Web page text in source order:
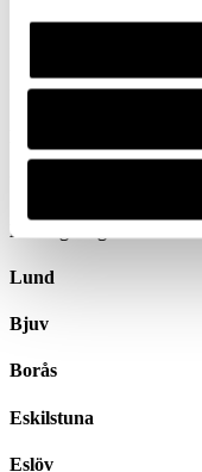
Göteborg
Helsingborg
Lund
Bjuv
Borås
Eskilstuna
Eslöv